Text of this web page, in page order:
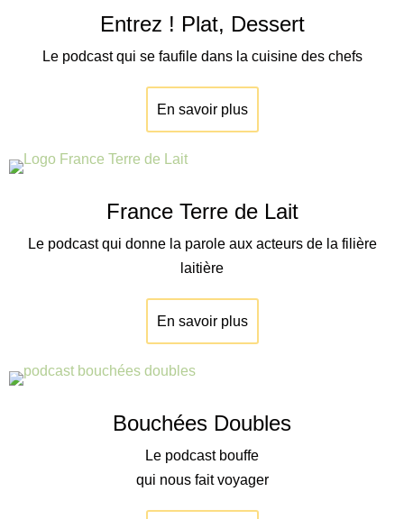
Entrez ! Plat, Dessert
Le podcast qui se faufile dans la cuisine des chefs
En savoir plus
France Terre de Lait
Le podcast qui donne la parole aux acteurs de la filière
laitière
En savoir plus
Bouchées Doubles
Le podcast bouffe
qui nous fait voyager